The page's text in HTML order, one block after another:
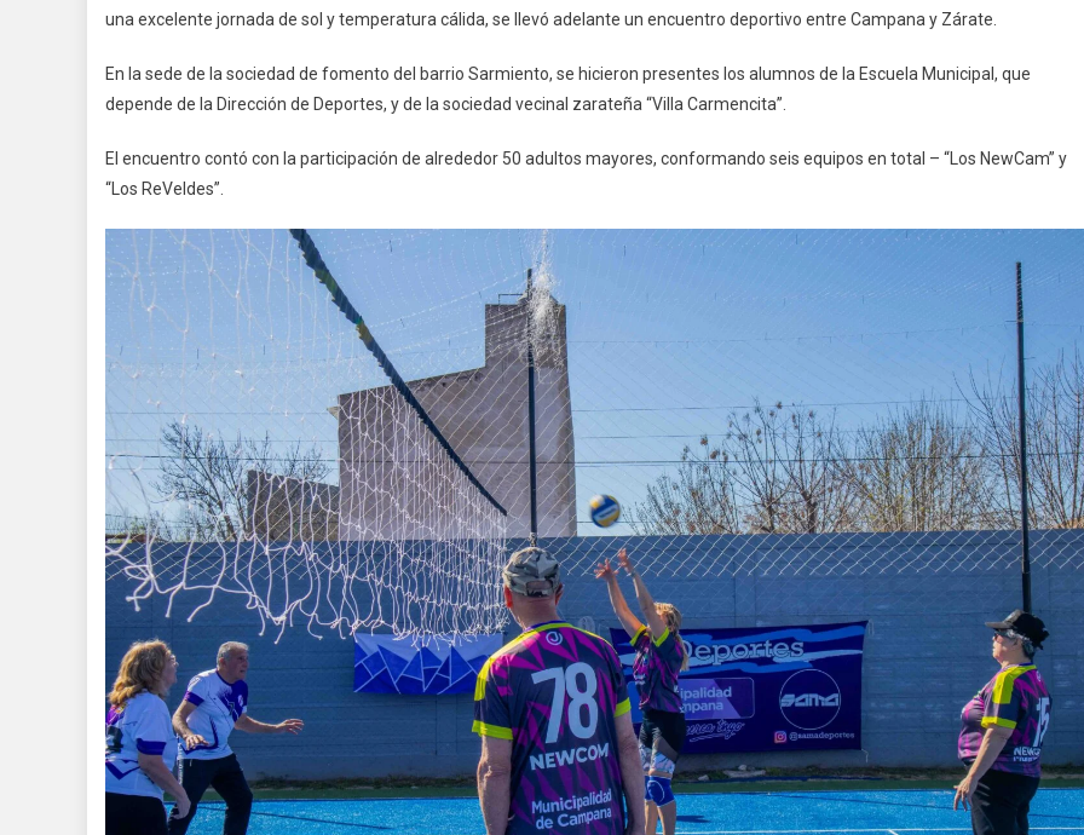
una excelente jornada de sol y temperatura cálida, se llevó adelante un encuentro deportivo entre Campana y Zárate.
En la sede de la sociedad de fomento del barrio Sarmiento, se hicieron presentes los alumnos de la Escuela Municipal, que
depende de la Dirección de Deportes, y de la sociedad vecinal zarateña “Villa Carmencita”.
El encuentro contó con la participación de alrededor 50 adultos mayores, conformando seis equipos en total – “Los NewCam” y
“Los ReVeldes”.